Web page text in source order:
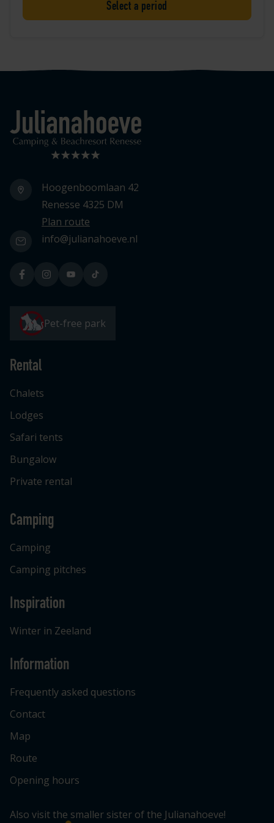
Select a period
Logo Julianahoeve
Hoogenboomlaan 42
Renesse 4325 DM
Plan route
info@julianahoeve.nl
Pet-free park
Rental
Chalets
Lodges
Safari tents
Bungalow
Private rental
Camping
Camping
Camping pitches
Inspiration
Winter in Zeeland
Information
Frequently asked questions
Contact
Map
Route
Opening hours
Also visit the smaller sister of the Julianahoeve!